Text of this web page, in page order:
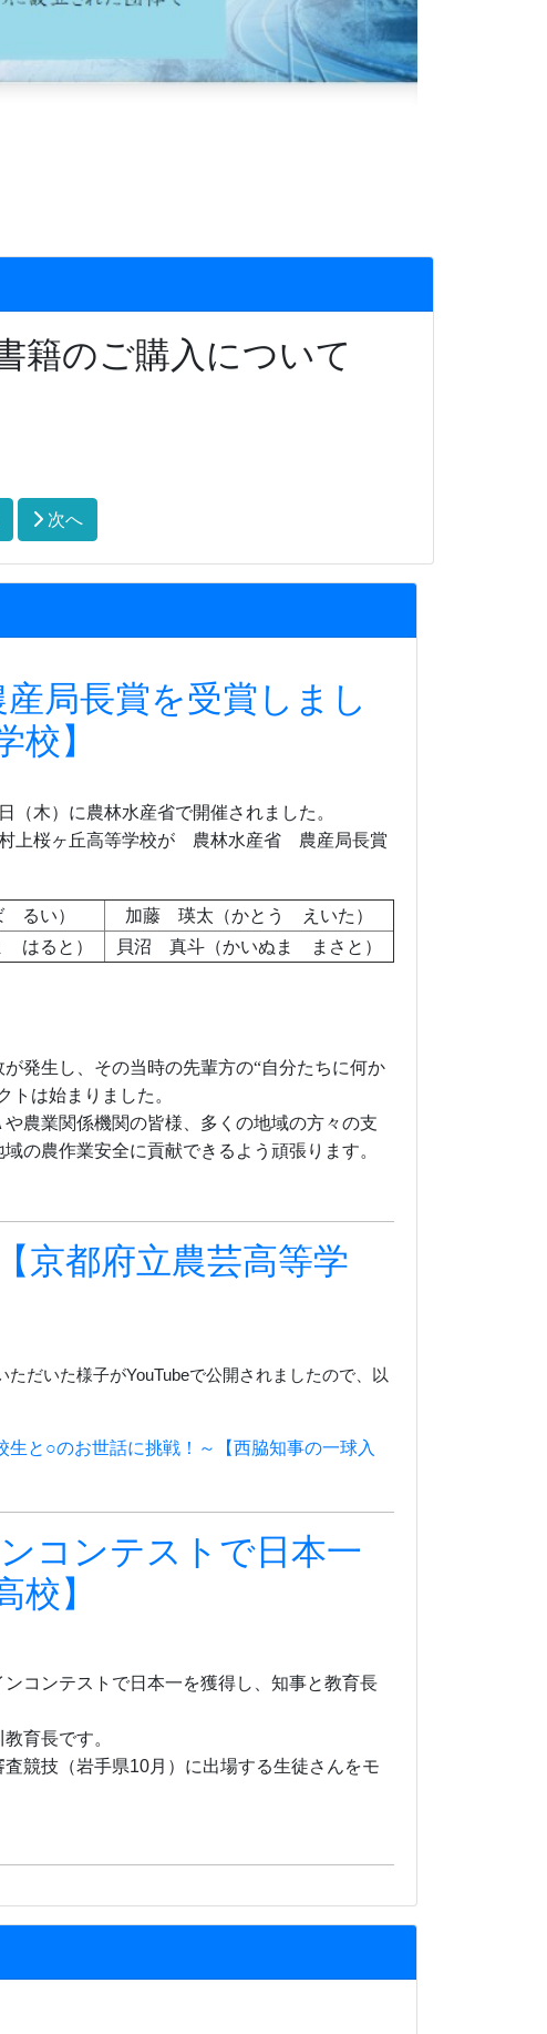
籍のご購入について
次へ
局長賞を受賞しまし
】
木）に農林水産省で開催されました。
上桜ヶ丘高等学校が 農林水産省 農産局長賞
るい）
加藤 瑛太（かとう えいた）
はると）
貝沼 真斗（かいぬま まさと）
発生し、その当時の先輩方の“自分たちに何か
トは始まりました。
農業関係機関の皆様、多くの地域の方々の支
の農作業安全に貢献できるよう頑張ります。
京都府立農芸高等学
ただいた様子がYouTubeで公開されましたので、
以
と○のお世話に挑戦！～【西脇知事の一球入
コンテストで日本一
】
コンテストで日本一を獲得し、知事と教育長
育長です。
競技（岩手県10月）に出場する生徒さんをモ